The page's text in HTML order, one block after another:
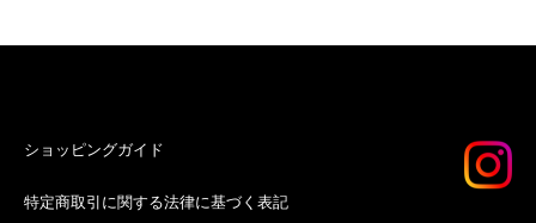
ショッピングガイド
特定商取引に関する法律に基づく表記